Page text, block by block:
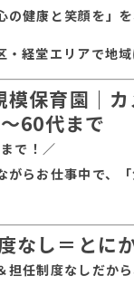
の健康と笑顔を」
経堂エリアで地
保育園｜
60代まで
で！／
がらお仕事中で、
なし＝とに
任制度なしだか